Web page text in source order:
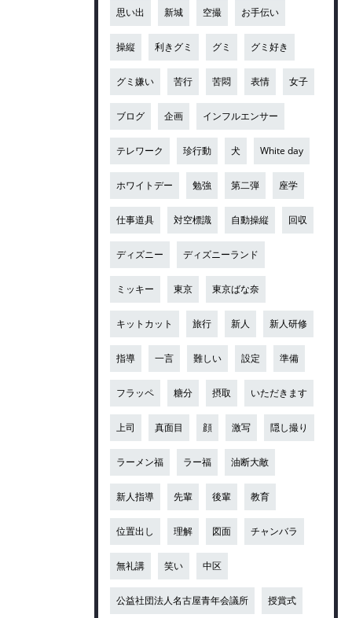
思い出 新城 空撮 お手伝い
操縦 利きグミ グミ グミ好き
グミ嫌い 苦行 苦悶 表情 女子
ブログ 企画 インフルエンサー
テレワーク 珍行動 犬 White day
ホワイトデー 勉強 第二弾 座学
仕事道具 対空標識 自動操縦 回収
ディズニー ディズニーランド
ミッキー 東京 東京ばな奈
キットカット 旅行 新人 新人研修
指導 一言 難しい 設定 準備
フラッペ 糖分 摂取 いただきます
上司 真面目 顔 激写 隠し撮り
ラーメン福 ラー福 油断大敵
新人指導 先輩 後輩 教育
位置出し 理解 図面 チャンバラ
無礼講 笑い 中区
公益社団法人名古屋青年会議所 授賞式